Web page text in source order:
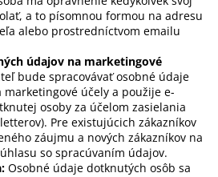
a to písomnou formou na adresu
alebo prostredníctvom emailu
údajov na marketingové
bude spracovávať osobné údaje
účely a použije e-
osoby za účelom zasielania
Pre existujúcich zákazníkov
záujmu a nových zákazníkov na
so spracúvaním údajov.
Osobné údaje dotknutých osôb sa